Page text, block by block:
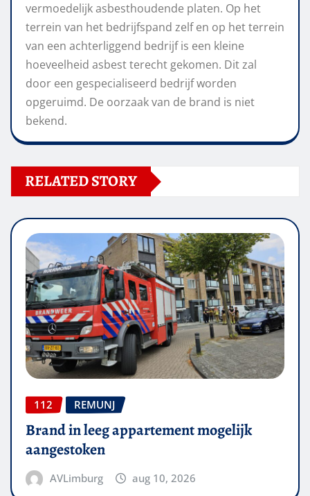
vermoedelijk asbesthoudende platen. Op het
terrein van het bedrijfspand zelf en op het terrein
van een achterliggend bedrijf is een kleine
hoeveelheid asbest terecht gekomen. Dit zal
door een gespecialiseerd bedrijf worden
opgeruimd. De oorzaak van de brand is niet
bekend.
RELATED STORY
112 REMUNJ
Brand in leeg appartement mogelijk
aangestoken
AVLimburg aug 10, 2026